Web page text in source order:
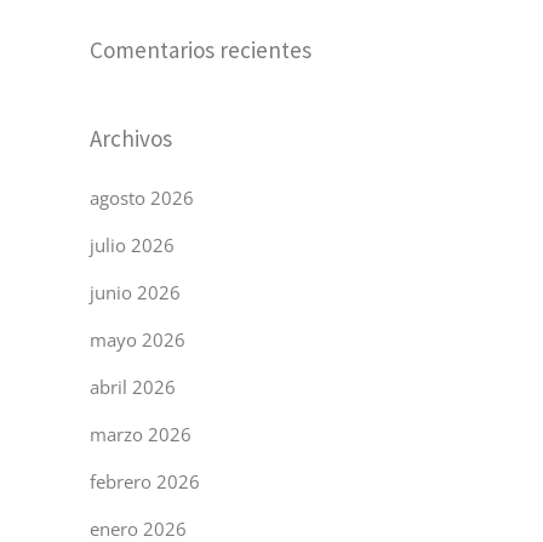
Comentarios recientes
Archivos
agosto 2026
julio 2026
junio 2026
mayo 2026
abril 2026
marzo 2026
febrero 2026
enero 2026